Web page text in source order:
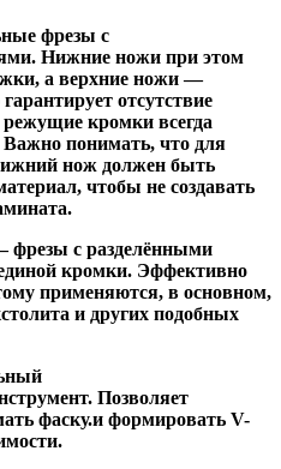
фрезы с
Нижние ножи при этом
а верхние ножи —
отсутствие
кромки всегда
понимать, что для
нож должен быть
чтобы не создавать
фрезы с разделёнными
кромки. Эффективно
применяются, в основном,
и других подобных
Позволяет
фаску.и формировать V-